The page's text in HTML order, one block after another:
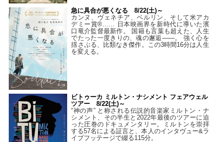
急に具合が悪くなる 8/22(土)～
カンヌ、ヴェネチア、ベルリン、そして米アカ
デミー賞®…… 日本映画界を新時代に導いた濱
口竜介監督最新作。 国籍も言葉も超えた、人生
でたった一度きりの、魂の邂逅――。 強く心を
揺さぶる、比類なき傑作。この3時間16分は人生
を変える。
ビトゥーカ ミルトン・ナシメント フェアウェル
ツアー 8/22(土)～
“神の声” と称される伝説的音楽家ミルトン・ナ
シメント、その半生と2022年最後のツアーに迫
った圧巻のドキュメンタリー。ミルトンを崇拝
する57名による証言と、本人のインタヴュー&ラ
イブフッテージで綴る115分。